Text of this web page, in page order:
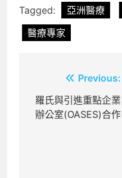
Tagged: 亞洲醫療
醫療專家
章
導
Previous:
羅氏與引進重點企業
辦公室(OASES)合作